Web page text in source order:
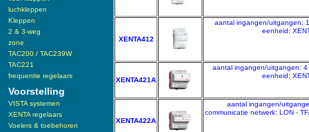
luchkleppen
Kleppen
2 & 3-weg
zone
TAC200 / TAC239W
TAC221
frequentie regelaars
Voorstelling
VISTA systemen
XENTA regelaars
Voelers & toebehoren
XENTA412
aantal ingangen/uitgangen:
eenheid:
XENTA421A
aantal ingangen/uitgangen: 4
eenheid:
XENTA422A
aantal ingangen/
communicatie netwerk: LON -